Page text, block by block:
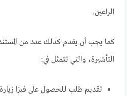
الراعين.
كما يجب أن يقدم كذلك عدد من
التأشيرة، والتي تتمثل في:
تقديم طلب للحصول على فيزا